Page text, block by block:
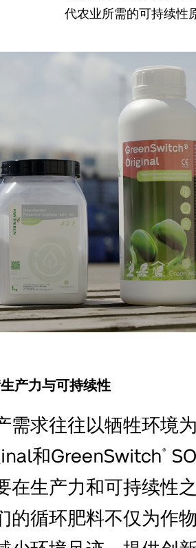
代农业所需的可持续性
产力与可持续性
需求往往以牺牲环境
和GreenSwitch®
在生产力和可持续
的循环肥料不仅为作